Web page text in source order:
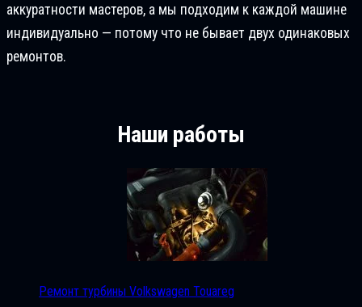
аккуратности мастеров, а мы подходим к каждой машине
индивидуально — потому что не бывает двух одинаковых
ремонтов.
Наши работы
Ремонт турбины Volkswagen Touareg